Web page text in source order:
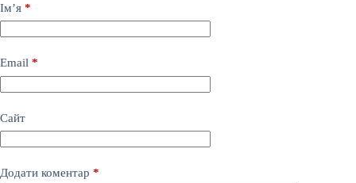
Ім’я *
Email *
Сайт
Додати коментар *